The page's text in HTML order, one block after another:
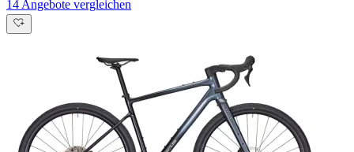
14 Angebote vergleichen